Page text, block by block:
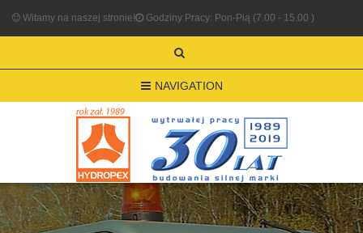
Witamy na naszej stronie! Godziny Pracy: Pon-Pią (7.00 - 15.00 )
NAVIGATION